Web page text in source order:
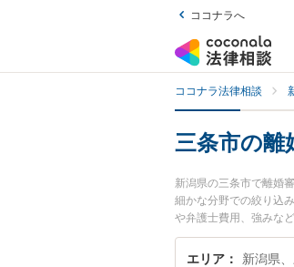
ココナラへ
ココナラ法律相談
三条市の離
新潟県の三条市で離婚
細かな分野での絞り込
や弁護士費用、強みな
の弁護士を検索したい
エリア 新潟県